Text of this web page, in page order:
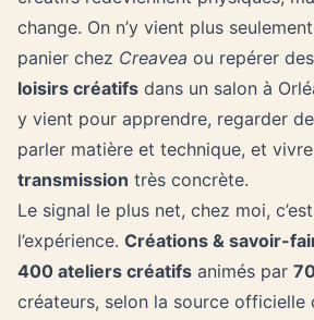
change. On n’y vient plus
panier chez Creavea ou repérer
loisirs créatifs dans un salon à
y vient pour apprendre, regarder
parler matière et technique, et
transmission très concrète.
Le signal le plus net, chez moi,
l’expérience. Créations & savoir-
400 ateliers créatifs animés par
créateurs, selon la source officielle